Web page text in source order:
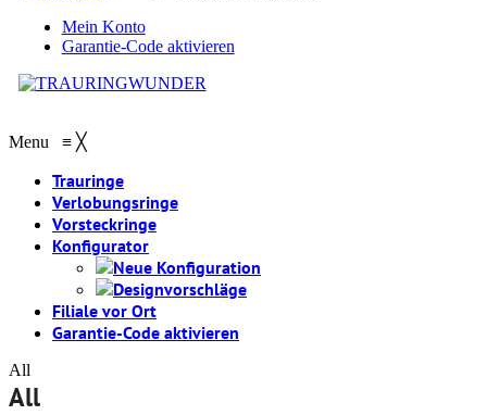
Mein Konto
Garantie-Code aktivieren
Menu ≡ ╳
Trauringe
Verlobungsringe
Vorsteckringe
Konfigurator
Neue Konfiguration
Designvorschläge
Filiale vor Ort
Garantie-Code aktivieren
All
All